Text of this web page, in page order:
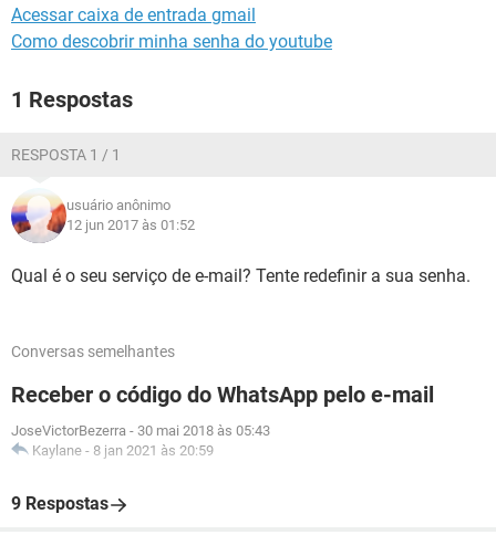
Acessar caixa de entrada gmail
Como descobrir minha senha do youtube
1 Respostas
RESPOSTA 1 / 1
usuário anônimo
12 jun 2017 às 01:52
Qual é o seu serviço de e-mail? Tente redefinir a sua senha.
Conversas semelhantes
Receber o código do WhatsApp pelo e-mail
JoseVictorBezerra - 30 mai 2018 às 05:43
Kaylane - 8 jan 2021 às 20:59
9 Respostas